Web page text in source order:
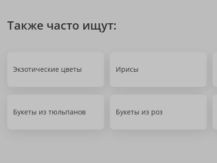
Также часто ищут:
Экзотические цветы Ирисы
Букеты из тюльпанов Букеты из роз